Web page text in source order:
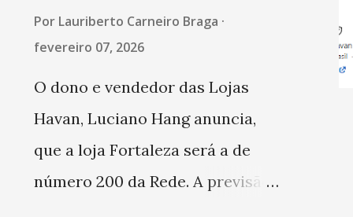
também projetam crescimento
do setor é sustentada
principalmente pelo
desempenho recente das
empresas, impulsionado pelas
Por Lauriberto Carneiro Braga
fevereiro 07, 2026
O dono e vendedor das Lojas
Havan, Luciano Hang anuncia,
que a loja Fortaleza será a de
número 200 da Rede. A previsão